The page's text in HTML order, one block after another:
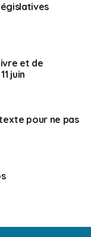
et de
juin
pour ne pas